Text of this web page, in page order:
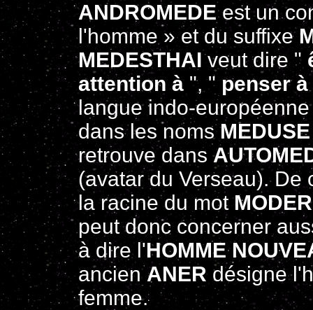
ANDROMEDEest un
l'homme » et du suffixe
MEDESTHAIveut dire "
attention à ", " penser à
langue indo-
dans les nomsMEDUSE
retrouve dans
(avatar du Verseau). De
la racine du mot
peut donc concerner
à dire l'HOMME
ancienANERdésigne
femme.